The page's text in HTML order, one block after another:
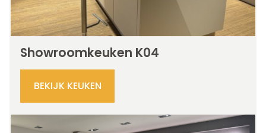
Showroomkeuken K04
BEKIJK KEUKEN